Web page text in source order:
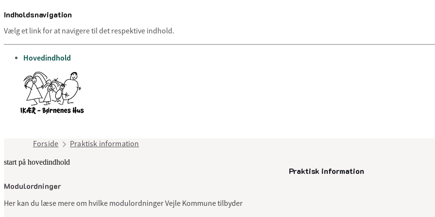
Indholdsnavigation
Vælg et link for at navigere til det respektive indhold.
gå til
Hovedindhold
Forside Praktisk information
start på hovedindhold
Praktisk information
senest opdateret 10. juli 2025
Modulordninger
Her kan du læse mere om hvilke modulordninger Vejle Kommune tilbyder